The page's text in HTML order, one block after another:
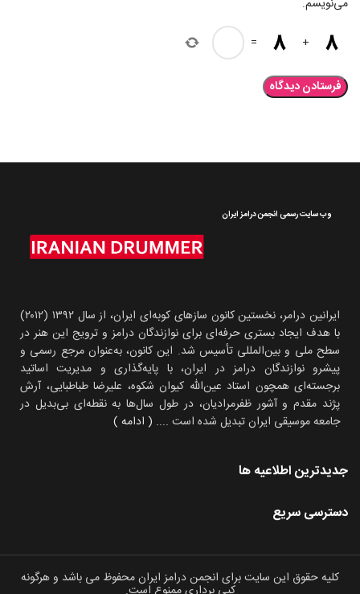
می‌نویسم.
+
=
وب سایت رسمی انجمن درامز ایران
ایرانین درامر، نخستین کانون سازهای کوبه‌ای ایران، از سال ۱۳۹۲ (۲۰۱۲)
با هدف ایجاد بستری حرفه‌ای برای نوازندگان درامز و ترویج این هنر در
سطح ملی و بین‌المللی تأسیس شد. این کانون، به‌عنوان مرجع رسمی و
پیشرو نوازندگان درامز در ایران، با پایه‌گذاری و مدیریت اساتید
برجسته‌ای همچون استاد عین‌الله کیوان شکوه، علیرضا طباطبایی، آرش
پژند مقدم و آشور ظفرمرادیان، در طول سال‌ها به نقطه‌ای بی‌بدیل در
جامعه موسیقی ایران تبدیل شده است .... ( ادامه )
جدیدترین اطلاعیه ها
دسترسی سریع
کلیه حقوق این سایت برای انجمن درامز ایران محفوظ می باشد و هرگونه